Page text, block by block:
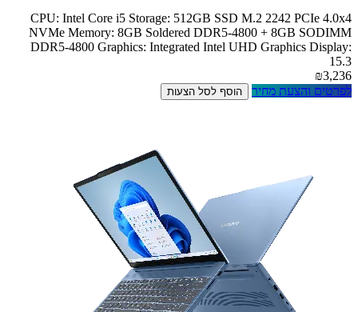
CPU: Intel Core i5 Storage: 512GB SSD M.2 2242 PCIe 4.0x4
NVMe Memory: 8GB Soldered DDR5-4800 + 8GB SODIMM
DDR5-4800 Graphics: Integrated Intel UHD Graphics Display:
15.3
₪3,236
לפרטים והצעת מחיר
הוסף לסל הצעות